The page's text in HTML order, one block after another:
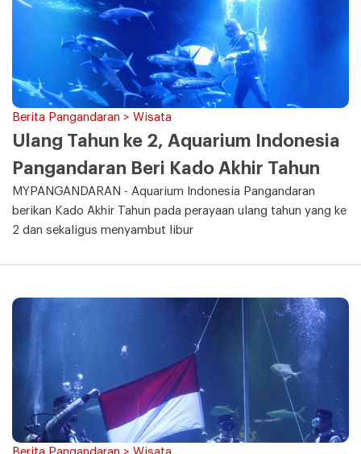
Berita Pangandaran > Wisata
Ulang Tahun ke 2, Aquarium Indonesia
Pangandaran Beri Kado Akhir Tahun
MYPANGANDARAN - Aquarium Indonesia Pangandaran
berikan Kado Akhir Tahun pada perayaan ulang tahun yang ke
2 dan sekaligus menyambut libur